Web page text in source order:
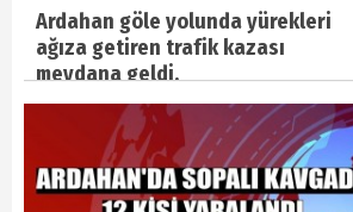
Ardahan göle yolunda yürekleri
ağıza getiren trafik kazası
meydana geldi.